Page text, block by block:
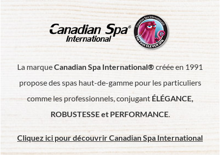
La marqueCanadian Spa International®créée en 1991
propose des spas haut-de-gamme pour les particuliers
comme les professionnels, conjugant ÉLÉGANCE,
ROBUSTESSE et PERFORMANCE.
Cliquez ici pour découvrir Canadian Spa International